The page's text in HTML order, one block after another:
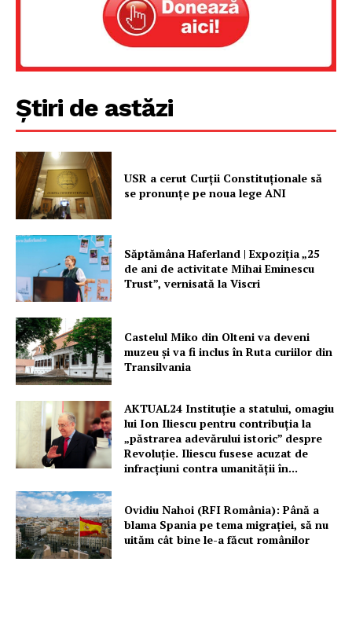
Știri de astăzi
USR a cerut Curții Constituționale să
se pronunțe pe noua lege ANI
Săptămâna Haferland | Expoziţia „25
de ani de activitate Mihai Eminescu
Trust”, vernisată la Viscri
Castelul Miko din Olteni va deveni
muzeu şi va fi inclus în Ruta curiilor din
Transilvania
AKTUAL24 Instituție a statului, omagiu
lui Ion Iliescu pentru contribuția la
„păstrarea adevărului istoric” despre
Revoluție. Iliescu fusese acuzat de
infracțiuni contra umanității în...
Ovidiu Nahoi (RFI România): Până a
blama Spania pe tema migrației, să nu
uităm cât bine le-a făcut românilor